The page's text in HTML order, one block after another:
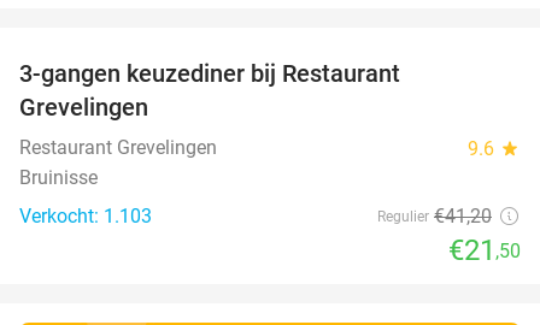
3-gangen keuzediner bij Restaurant
Grevelingen
Restaurant Grevelingen 9.6 star
Bruinisse
Verkocht: 1.103
Regulier €41,20
€21 ,50